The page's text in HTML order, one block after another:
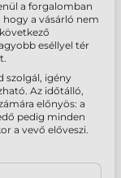
a forgalomban
a vásárló nem
eséllyel tér
szolgál, igény
Az időtálló,
előnyös: a
pedig minden
a vevő előveszi.